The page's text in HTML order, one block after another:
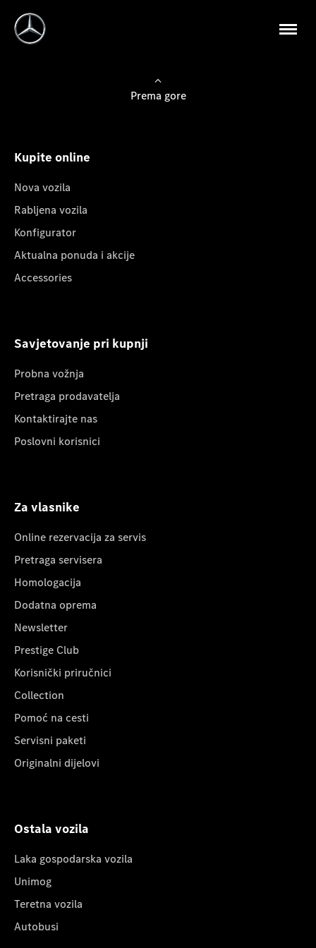
Prema gore
Kupite online
Nova vozila
Rabljena vozila
Konfigurator
Aktualna ponuda i akcije
Accessories
Savjetovanje pri kupnji
Probna vožnja
Pretraga prodavatelja
Kontaktirajte nas
Poslovni korisnici
Za vlasnike
Online rezervacija za servis
Pretraga servisera
Homologacija
Dodatna oprema
Newsletter
Prestige Club
Korisnički priručnici
Collection
Pomoć na cesti
Servisni paketi
Originalni dijelovi
Ostala vozila
Laka gospodarska vozila
Unimog
Teretna vozila
Autobusi